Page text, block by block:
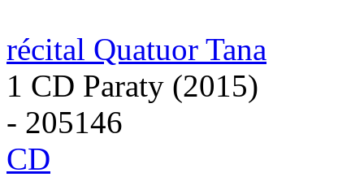
récital Quatuor Tana
1 CD Paraty (2015)
- 205146
CD